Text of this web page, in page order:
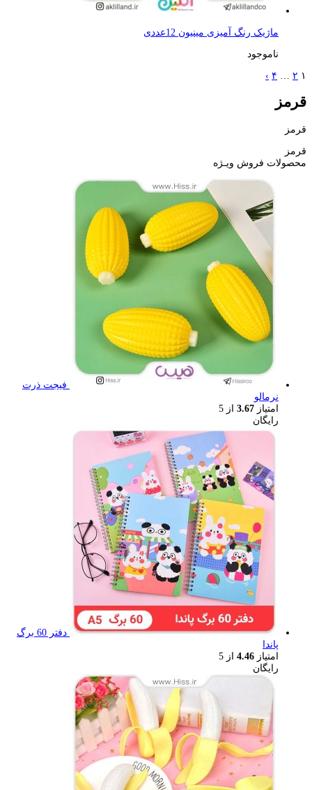
ماژیک رنگ آمیزی مینیون 12عددی
ناموجود
۱ ۲ … ۴ ›
قرمز
قرمز
قرمز
محصولات فروش ویـژه
فیجت ذرت
نرمالو
امتیاز 3.67 از 5
رایگان
دفتر 60 برگ
پاندا
امتیاز 4.46 از 5
رایگان